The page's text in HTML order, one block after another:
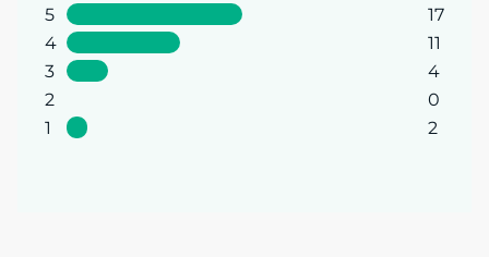
5
17
4
11
3
4
2
0
1
2